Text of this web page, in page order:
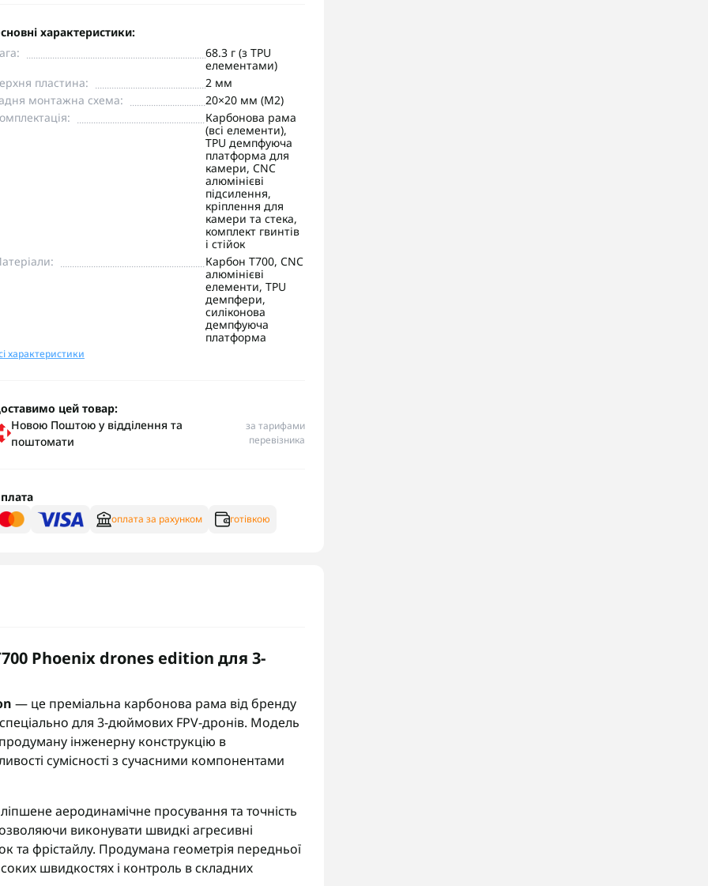
характеристики:
68.3 г (з TPU
елементами)
пластина:
2 мм
монтажна схема:
20×20 мм (M2)
Карбонова рама
(всі елементи),
TPU демпфуюча
платформа для
камери, CNC
алюмінієві
підсилення,
кріплення для
камери та стека,
комплект гвинтів
і стійок
Карбон T700, CNC
алюмінієві
елементи, TPU
демпфери,
силіконова
демпфуюча
платформа
характеристики
цей товар:
Новою Поштою у відділення та
поштомати
за тарифами
перевізника
оплата за рахунком готівкою
Phoenix drones edition для 3-
— це преміальна карбонова рама від бренду
для 3-дюймових FPV-дронів. Модель
інженерну конструкцію в
сумісності з сучасними компонентами
аеродинамічне просування та точність
виконувати швидкі агресивні
та фрістайлу. Продумана геометрія передньої
швидкостях і контроль в складних